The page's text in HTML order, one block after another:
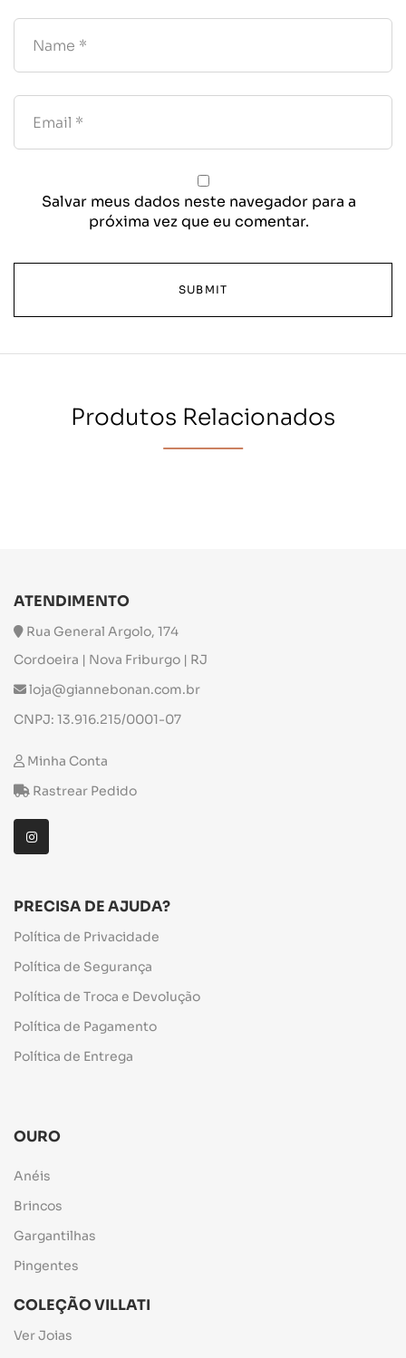
Salvar meus dados neste navegador para a
próxima vez que eu comentar.
Produtos Relacionados
ATENDIMENTO
Rua General Argolo, 174
Cordoeira | Nova Friburgo | RJ
loja@giannebonan.com.br
CNPJ: 13.916.215/0001-07
Minha Conta
Rastrear Pedido
PRECISA DE AJUDA?
Política de Privacidade
Política de Segurança
Política de Troca e Devolução
Política de Pagamento
Política de Entrega
OURO
Anéis
Brincos
Gargantilhas
Pingentes
COLEÇÃO VILLATI
Ver Joias